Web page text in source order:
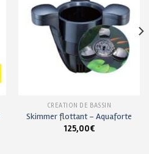
souhaits
CRÉATION DE BASSIN
Skimmer flottant – Aquaforte
125,00€